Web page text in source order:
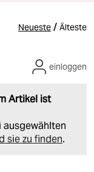
Neueste / Älteste
Artikel ist
sie zu finden.
einloggen